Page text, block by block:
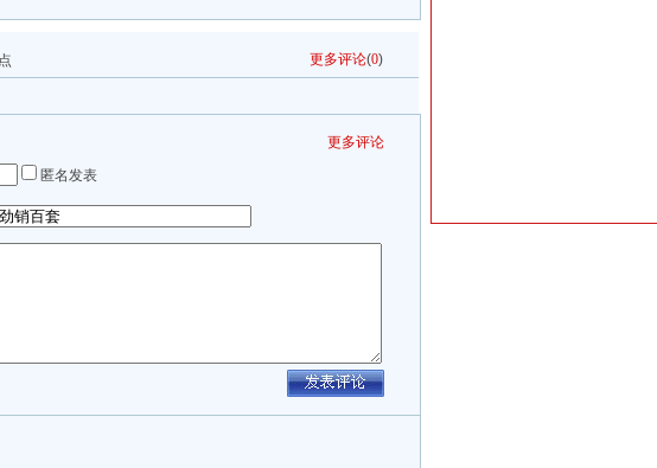
更多评论(0)
更多评论
匿名发表